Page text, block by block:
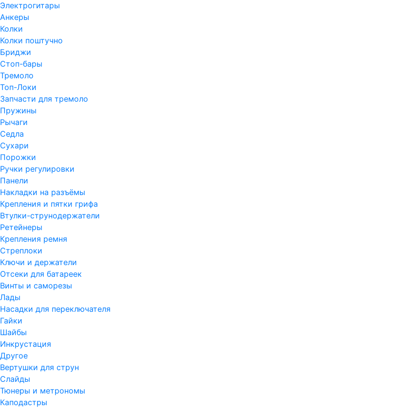
Электрогитары
Анкеры
Колки
Колки поштучно
Бриджи
Стоп-бары
Тремоло
Топ-Локи
Запчасти для тремоло
Пружины
Рычаги
Седла
Сухари
Порожки
Ручки регулировки
Панели
Накладки на разъёмы
Крепления и пятки грифа
Втулки-струнодержатели
Ретейнеры
Крепления ремня
Стреплоки
Ключи и держатели
Отсеки для батареек
Винты и саморезы
Лады
Насадки для переключателя
Гайки
Шайбы
Инкрустация
Другое
Вертушки для струн
Слайды
Тюнеры и метрономы
Каподастры